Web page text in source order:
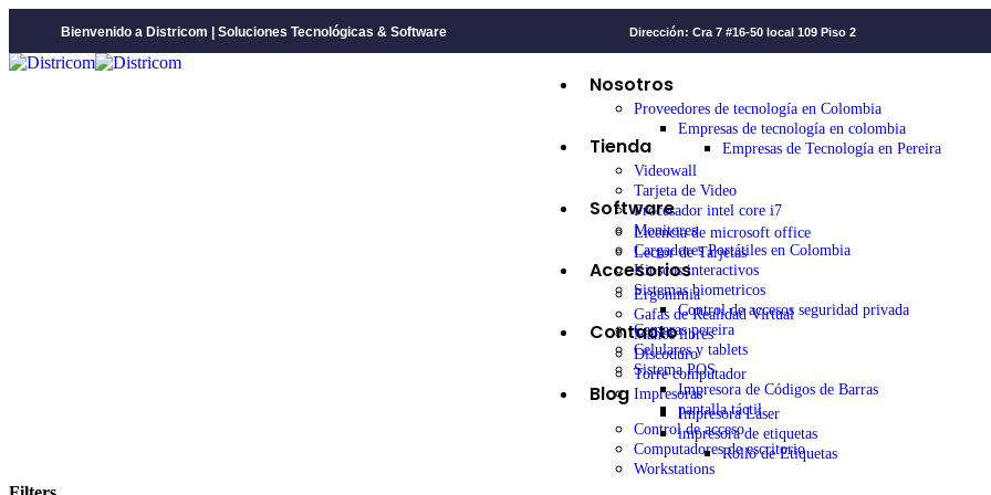
Bienvenido a Districom | Soluciones Tecnológicas & Software Dirección: Cra 7 #16-50 local 109 Piso 2
Nosotros
Proveedores de tecnología en Colombia
Empresas de tecnología en colombia
Empresas de Tecnología en Pereira
Tienda
Videowall
Tarjeta de Video
Procesador intel core i7
Monitores
Cargadores Portátiles en Colombia
Kioscos interactivos
Sistemas biometricos
Control de accesos seguridad privada
Camaras pereira
Celulares y tablets
Sistema POS
Impresora de Códigos de Barras
pantalla táctil
Control de acceso
Computadores de escritorio
Workstations
Software
Licencia de microsoft office
Lector de Tarjetas
Accesorios
Ergonimia
Gafas de Realidad Virtual
Manos libres
Discoduro
Torre computador
Impresoras
Impresora Láser
impresora de etiquetas
Rollo de Etiquetas
Contacto
Blog